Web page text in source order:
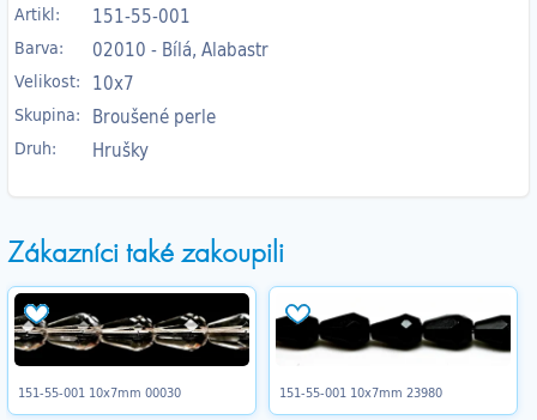
Artikl: 151-55-001
Barva: 02010 - Bílá, Alabastr
Velikost: 10x7
Skupina: Broušené perle
Druh: Hrušky
Zákazníci také zakoupili
151-55-001 10x7mm 00030 151-55-001 10x7mm 23980